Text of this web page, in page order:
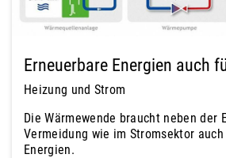
Erneuerbare Energien auch
Heizung und Strom
Die Wärmewende braucht neben der
Vermeidung wie im Stromsektor
Energien.